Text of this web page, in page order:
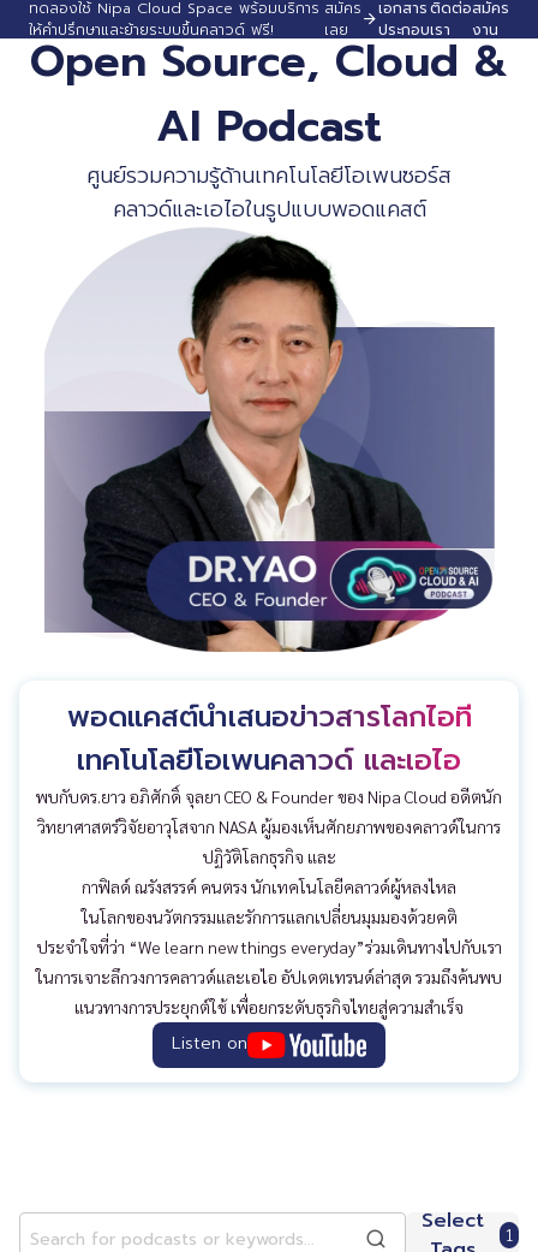
ทดลองใช้ Nipa Cloud Space พร้อมบริการ
ให้คำปรึกษาและย้ายระบบขึ้นคลาวด์ ฟรี!
สมัคร
เลย
เอกสาร
ประกอบ
ติดต่อ
เรา
สมัคร
งาน
Open Source, Cloud &
AI Podcast
ศูนย์รวมความรู้ด้านเทคโนโลยีโอเพนซอร์ส
คลาวด์และเอไอในรูปแบบพอดแคสต์
พอดแคสต์นำเสนอข่าวสารโลกไอที
เทคโนโลยีโอเพนคลาวด์ และเอไอ
พบกับดร.ยาว อภิศักดิ์ จุลยา CEO & Founder ของ Nipa Cloud อดีตนัก
วิทยาศาสตร์วิจัยอาวุโสจาก NASA ผู้มองเห็นศักยภาพของคลาวด์ในการ
ปฏิวัติโลกธุรกิจ และ
กาฟิลด์ ณรังสรรค์ คนตรง นักเทคโนโลยีคลาวด์ผู้หลงไหล
ในโลกของนวัตกรรมและรักการแลกเปลี่ยนมุมมองด้วยคติ
ประจำใจที่ว่า “We learn new things everyday”ร่วมเดินทางไปกับเรา
ในการเจาะลึกวงการคลาวด์และเอไอ อัปเดตเทรนด์ล่าสุด รวมถึงค้นพบ
แนวทางการประยุกต์ใช้ เพื่อยกระดับธุรกิจไทยสู่ความสำเร็จ
Listen on
Select
1